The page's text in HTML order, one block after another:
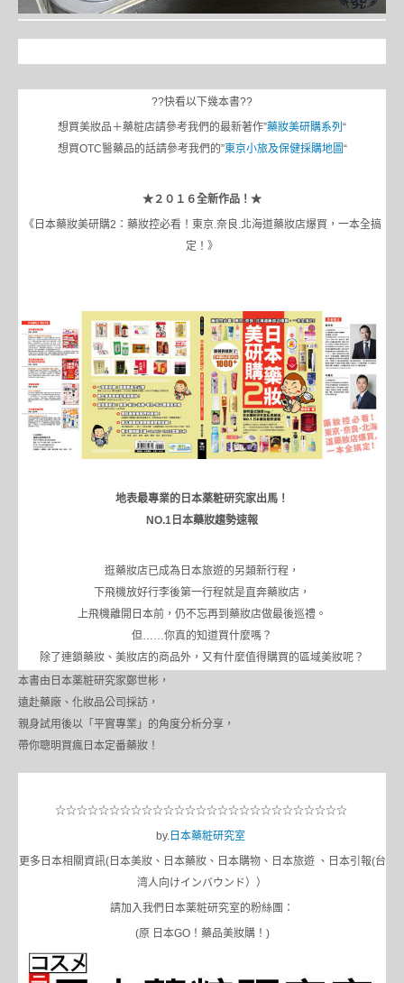
??快看以下幾本書??
想買美妝品＋藥粧店請參考我們的最新著作”藥妝美研購系列 “
想買OTC醫藥品的話請參考我們的”東京小旅及保健採購地圖“
★２０１６全新作品！★
《日本藥妝美研購2：藥妝控必看！東京.奈良.北海道藥妝店爆買，一本全搞
定！》
地表最專業的日本薬粧研究家出馬！
NO.1日本藥妝趨勢速報
逛藥妝店已成為日本旅遊的另類新行程，
下飛機放好行李後第一行程就是直奔藥妝店，
上飛機離開日本前，仍不忘再到藥妝店做最後巡禮。
但……你真的知道買什麼嗎？
除了連鎖藥妝、美妝店的商品外，又有什麼值得購買的區域美妝呢？
本書由日本薬粧研究家鄭世彬，
遠赴藥廠、化妝品公司採訪，
親身試用後以「平實專業」的角度分析分享，
帶你聰明買瘋日本定番藥妝！
☆☆☆☆☆☆☆☆☆☆☆☆☆☆☆☆☆☆☆☆☆☆☆☆☆☆☆
by. 日本藥粧研究室
更多日本相關資訊(日本美妝、日本藥妝、日本購物、日本旅遊 、日本引報(台
湾人向けインバウンド））
請加入我們日本薬粧研究室的粉絲團：
(原 日本GO！藥品美妝購！)